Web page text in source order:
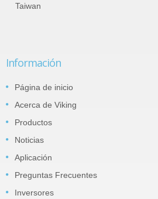
Taiwan
Información
Página de inicio
Acerca de Viking
Productos
Noticias
Aplicación
Preguntas Frecuentes
Inversores